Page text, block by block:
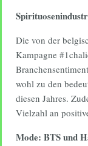
Die von der
Kampagne
wohl zu den
diesen Jahres.
Vielzahl an
Mode: BTS und